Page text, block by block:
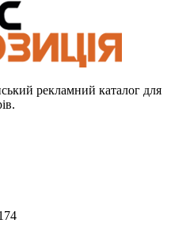
рекламний каталог для